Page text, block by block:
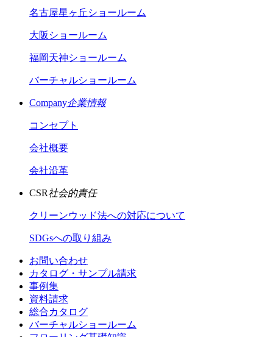
名古屋星ヶ丘ショールーム
大阪ショールーム
福岡天神ショールーム
バーチャルショールーム
Company企業情報
コンセプト
会社概要
会社沿革
CSR社会的責任
クリーンウッド法への対応について
SDGsへの取り組み
お問い合わせ
カタログ・サンプル請求
事例集
資料請求
総合カタログ
バーチャルショールーム